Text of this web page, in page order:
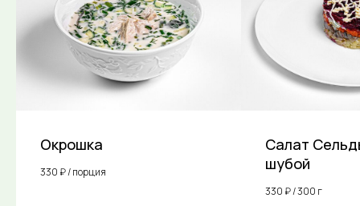
Окрошка
330 ₽ / порция
Салат
шубой
330 ₽ / 300 г